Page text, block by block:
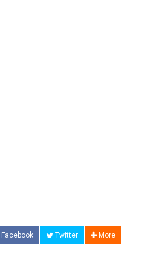
Facebook Twitter More